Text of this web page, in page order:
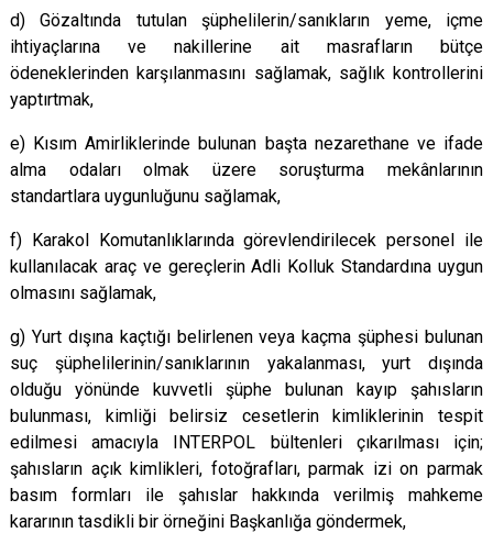
d) Gözaltında tutulan şüphelilerin/sanıkların yeme, içme
ihtiyaçlarına ve nakillerine ait masrafların bütçe
ödeneklerinden karşılanmasını sağlamak, sağlık kontrollerini
yaptırtmak,
e) Kısım Amirliklerinde bulunan başta nezarethane ve ifade
alma odaları olmak üzere soruşturma mekânlarının
standartlara uygunluğunu sağlamak,
f) Karakol Komutanlıklarında görevlendirilecek personel ile
kullanılacak araç ve gereçlerin Adli Kolluk Standardına uygun
olmasını sağlamak,
g) Yurt dışına kaçtığı belirlenen veya kaçma şüphesi bulunan
suç şüphelilerinin/sanıklarının yakalanması, yurt dışında
olduğu yönünde kuvvetli şüphe bulunan kayıp şahısların
bulunması, kimliği belirsiz cesetlerin kimliklerinin tespit
edilmesi amacıyla INTERPOL bültenleri çıkarılması için;
şahısların açık kimlikleri, fotoğrafları, parmak izi on parmak
basım formları ile şahıslar hakkında verilmiş mahkeme
kararının tasdikli bir örneğini Başkanlığa göndermek,